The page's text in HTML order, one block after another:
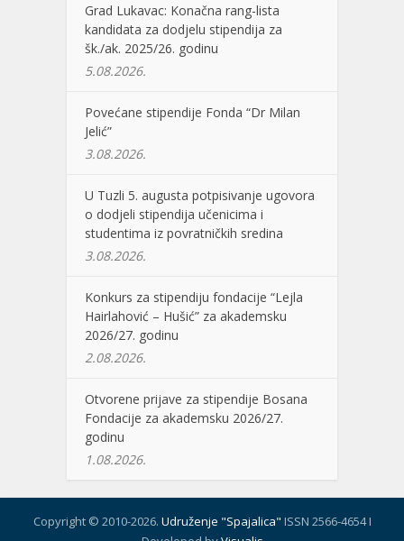
Grad Lukavac: Konačna rang-lista
kandidata za dodjelu stipendija za
šk./ak. 2025/26. godinu
5.08.2026.
Povećane stipendije Fonda “Dr Milan
Jelić”
3.08.2026.
U Tuzli 5. augusta potpisivanje ugovora
o dodjeli stipendija učenicima i
studentima iz povratničkih sredina
3.08.2026.
Konkurs za stipendiju fondacije “Lejla
Hairlahović – Hušić” za akademsku
2026/27. godinu
2.08.2026.
Otvorene prijave za stipendije Bosana
Fondacije za akademsku 2026/27.
godinu
1.08.2026.
Copyright © 2010-2026. Udruženje "Spajalica" ISSN 2566-4654 I